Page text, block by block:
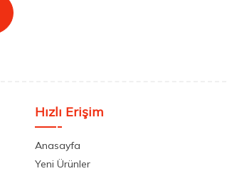
Hızlı Erişim
Anasayfa
Yeni Ürünler